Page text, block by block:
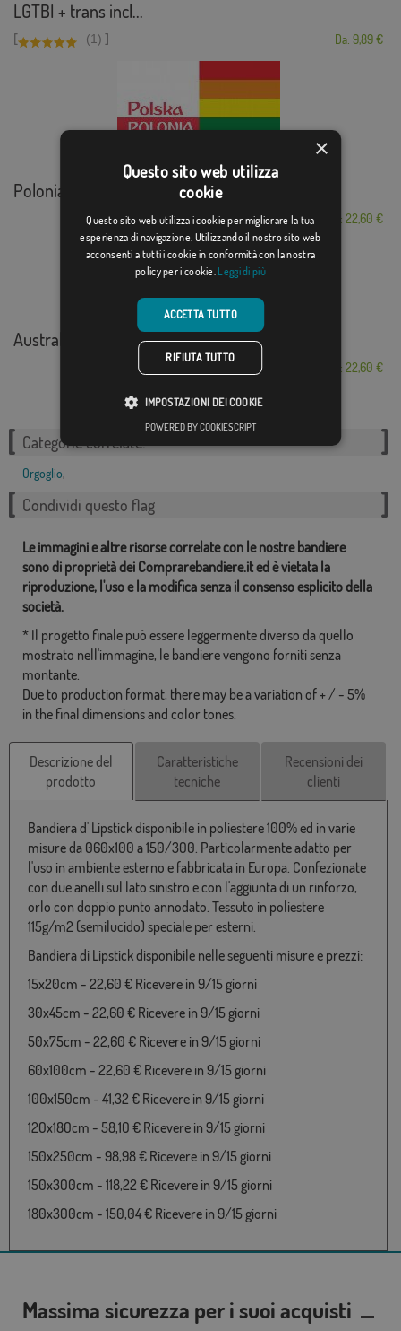
LGTBI + trans incl...
[ (1) ] Da: 9,89 €
Polonia LGTB
Da: 22,60 €
Australia GAY
Da: 22,60 €
Categorie correlate:
Orgoglio,
Condividi questo flag
Le immagini e altre risorse correlate con le nostre bandiere
sono di proprietà dei Comprarebandiere.it ed è vietata la
riproduzione, l'uso e la modifica senza il consenso esplicito della
società.
* Il progetto finale può essere leggermente diverso da quello
mostrato nell'immagine, le bandiere vengono forniti senza
montante.
Due to production format, there may be a variation of + / - 5%
in the final dimensions and color tones.
Descrizione del
prodotto
Caratteristiche
tecniche
Recensioni dei
clienti
Bandiera d' Lipstick disponibile in poliestere 100% ed in varie
misure da 060x100 a 150/300. Particolarmente adatto per
l'uso in ambiente esterno e fabbricata in Europa. Confezionate
con due anelli sul lato sinistro e con l'aggiunta di un rinforzo,
orlo con doppio punto annodato. Tessuto in poliestere
115g/m2 (semilucido) speciale per esterni.
Bandiera di Lipstick disponibile nelle seguenti misure e prezzi:
15x20cm - 22,60 € Ricevere in 9/15 giorni
30x45cm - 22,60 € Ricevere in 9/15 giorni
50x75cm - 22,60 € Ricevere in 9/15 giorni
60x100cm - 22,60 € Ricevere in 9/15 giorni
100x150cm - 41,32 € Ricevere in 9/15 giorni
120x180cm - 58,10 € Ricevere in 9/15 giorni
150x250cm - 98,98 € Ricevere in 9/15 giorni
150x300cm - 118,22 € Ricevere in 9/15 giorni
180x300cm - 150,04 € Ricevere in 9/15 giorni
Massima sicurezza per i suoi acquisti
×
Questo sito web utilizza
cookie
Questo sito web utilizza i cookie per migliorare la tua
esperienza di navigazione. Utilizzando il nostro sito web
acconsenti a tutti i cookie in conformità con la nostra
policy per i cookie. Leggi di più
ACCETTA TUTTO
RIFIUTA TUTTO
IMPOSTAZIONI DEI COOKIE
POWERED BY COOKIESCRIPT